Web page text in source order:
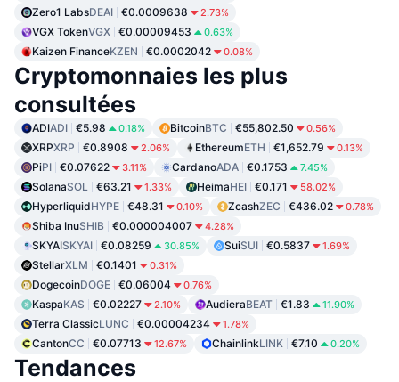
Zero1 LabsDEAI €0.0009638 2.73%
VGX TokenVGX €0.00009453 0.63%
Kaizen FinanceKZEN €0.0002042 0.08%
Cryptomonnaies les plus
consultées
ADIADI €5.98 0.18% BitcoinBTC €55,802.50 0.56%
XRPXRP €0.8908 2.06% EthereumETH €1,652.79 0.13%
PiPI €0.07622 3.11% CardanoADA €0.1753 7.45%
SolanaSOL €63.21 1.33% HeimaHEI €0.171 58.02%
HyperliquidHYPE €48.31 0.10% ZcashZEC €436.02 0.78%
Shiba InuSHIB €0.000004007 4.28%
SKYAISKYAI €0.08259 30.85% SuiSUI €0.5837 1.69%
StellarXLM €0.1401 0.31%
DogecoinDOGE €0.06004 0.76%
KaspaKAS €0.02227 2.10% AudieraBEAT €1.83 11.90%
Terra ClassicLUNC €0.00004234 1.78%
CantonCC €0.07713 12.67% ChainlinkLINK €7.10 0.20%
Tendances